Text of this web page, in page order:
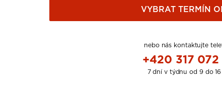
VYBRAT TERMÍN
nebo nás kontaktujte
+420 317
7 dní v týdnu od 9 do